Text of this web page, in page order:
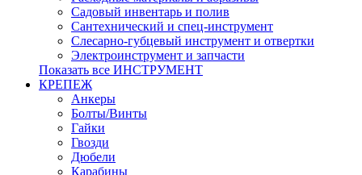
Садовый инвентарь и полив
Сантехнический и спец-инструмент
Слесарно-губцевый инструмент и отвертки
Электроинструмент и запчасти
Показать все ИНСТРУМЕНТ
КРЕПЕЖ
Анкеры
Болты/Винты
Гайки
Гвозди
Дюбели
Карабины